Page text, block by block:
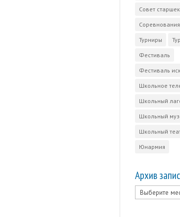
Совет
Соревнования
Турниры
Фестиваль
Фестиваль
Школьное
Школьный
Школьный
Школьный
Юнармия
Архив
Архив
записей